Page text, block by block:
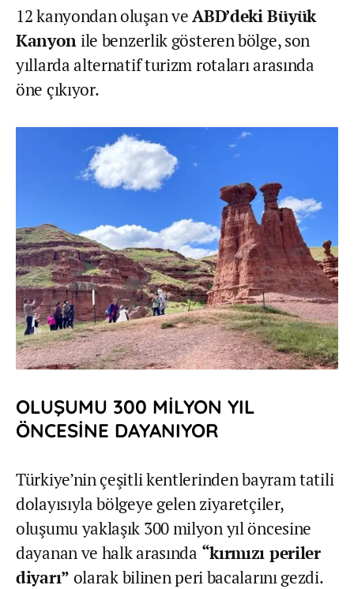
12 kanyondan oluşan veABD’deki Büyük
Kanyon ile benzerlik gösteren bölge, son
yıllarda alternatif turizm rotaları arasında
öne çıkıyor.
OLUŞUMU 300 MİLYON YIL
ÖNCESİNE DAYANIYOR
Türkiye’nin çeşitli kentlerinden bayram tatili
dolayısıyla bölgeye gelen ziyaretçiler,
oluşumu yaklaşık 300 milyon yıl öncesine
dayanan ve halk arasında “kırmızı periler
diyarı” olarak bilinen peri bacalarını gezdi.